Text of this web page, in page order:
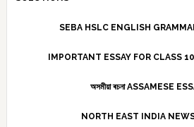
SEBA HSLC ENGLISH
IMPORTANT ESSAY FOR CLASS
অসমীয়া ৰচনা ASSAMESE
NORTH EAST INDIA